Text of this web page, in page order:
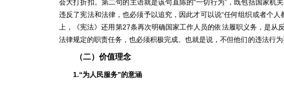
会大打折扣。第二句的主语就是该句直陈的“一切行为”，既包括国家
违反了宪法和法律，也必须予以追究，因此才可以说“任何组织或者个
上，《宪法》还用第27条再次明确国家工作人员的依法履职义务，是
法律规定的职责任务，也必须积极完成。也就是说，不但他们的违法行为
（二）价值理念
1.“为人民服务”的意涵